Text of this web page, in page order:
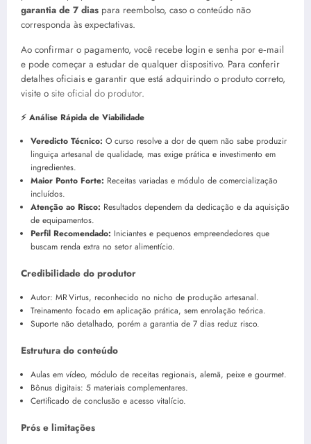
garantia de 7 dias para reembolso, caso o conteúdo não
corresponda às expectativas.
Ao confirmar o pagamento, você recebe login e senha por e‑mail
e pode começar a estudar de qualquer dispositivo. Para conferir
detalhes oficiais e garantir que está adquirindo o produto correto,
visite o site oficial do produtor.
⚡ Análise Rápida de Viabilidade
Veredicto Técnico: O curso resolve a dor de quem não sabe produzir
linguiça artesanal de qualidade, mas exige prática e investimento em
ingredientes.
Maior Ponto Forte: Receitas variadas e módulo de comercialização
incluídos.
Atenção ao Risco: Resultados dependem da dedicação e da aquisição
de equipamentos.
Perfil Recomendado: Iniciantes e pequenos empreendedores que
buscam renda extra no setor alimentício.
Credibilidade do produtor
Autor: MR Virtus, reconhecido no nicho de produção artesanal.
Treinamento focado em aplicação prática, sem enrolação teórica.
Suporte não detalhado, porém a garantia de 7 dias reduz risco.
Estrutura do conteúdo
Aulas em vídeo, módulo de receitas regionais, alemã, peixe e gourmet.
Bônus digitais: 5 materiais complementares.
Certificado de conclusão e acesso vitalício.
Prós e limitações